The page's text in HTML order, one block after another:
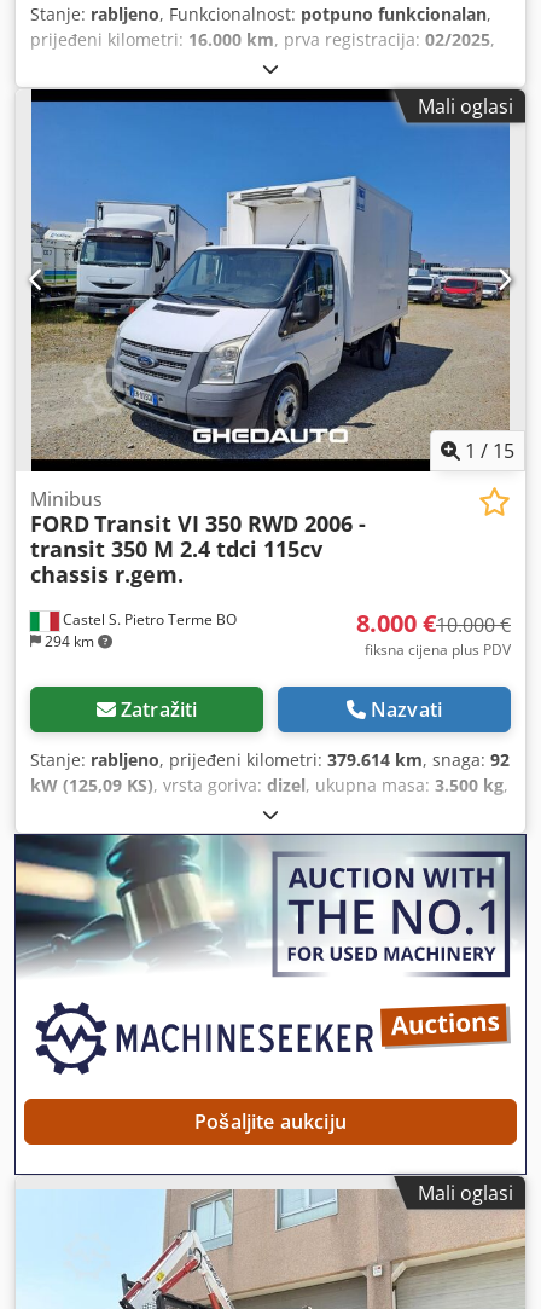
Stanje: rabljeno, Funkcionalnost: potpuno funkcionalan,
prijeđeni kilometri: 16.000 km, prva registracija: 02/2025,
, maksimalna nosivost:
masa:3.500 kg, konfiguracija osovina:4x2, gorivo:dizel,
, vrsta prijenosa:
, širina utovarnog prostora:
visina utovarnog prostora: 2.320 mm , Oprema:
AdBlue, Android Auto, Apple CarPlay, asistent
zadržavanja vozne trake, električno podesivo ogledalo,
električno upravljanje prozorima, elektronički program
stabilnosti (ESP), filtar čestica, hidraulična stražnja vrata,
klima uređaj, klizna vrata, maglenke, potpuna servisna
povijest, računalo na vozilu, registracija kamiona, servo
upravljač, spojler, središnje zaključavanje, start-stop
sustav, tempomat, zračni jastuk,
Mali oglasi
1 / 15
Castel S. Pietro Terme BO
294 km
Minibus
FORDTransit VI 350 RWD 2006 -
transit 350 M 2.4 tdci 115cv
chassis r.gem.
8.000 €10.000 €
fiksna cijena plus PDV
Zatražiti Nazvati
Stanje: rabljeno, prijeđeni kilometri: 379.614 km, snaga: 92
kW (125,09 KS), vrsta goriva: dizel, ukupna masa: 3.500 kg,
, prva registracija:
Pošaljite aukciju
Mali oglasi